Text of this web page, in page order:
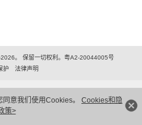
意我们使用Cookies。 Cookies和隐
策>
。 保留一切权利。粤A2-20044005号
护
法律声明